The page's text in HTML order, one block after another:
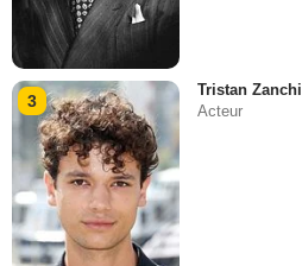
3
Tristan Zanchi
Acteur